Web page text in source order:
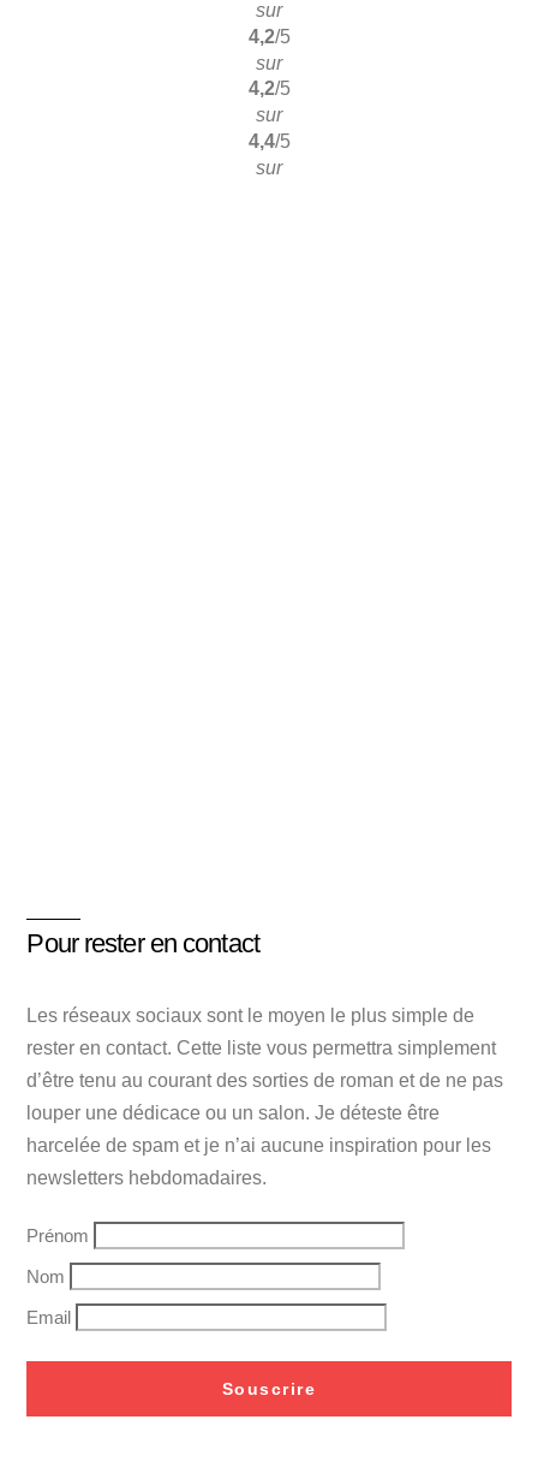
sur
4,2/5
sur
4,2/5
sur
4,4/5
sur
Pour rester en contact
Les réseaux sociaux sont le moyen le plus simple de
rester en contact. Cette liste vous permettra simplement
d’être tenu au courant des sorties de roman et de ne pas
louper une dédicace ou un salon. Je déteste être
harcelée de spam et je n’ai aucune inspiration pour les
newsletters hebdomadaires.
Prénom
Nom
Email
Souscrire